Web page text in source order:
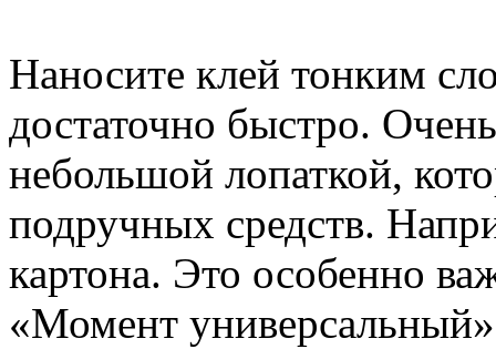
Наносите клей тонким
достаточно быстро.
небольшой лопаткой,
подручных средств.
картона. Это особенно
«Момент